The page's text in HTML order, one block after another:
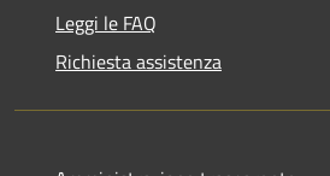
Leggi le FAQ
Richiesta assistenza